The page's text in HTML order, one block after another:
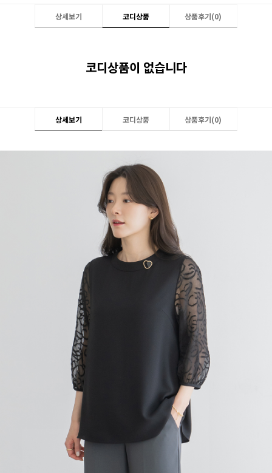
상세보기 코디상품 상품후기(0)
코디상품이 없습니다
상세보기 코디상품 상품후기(0)